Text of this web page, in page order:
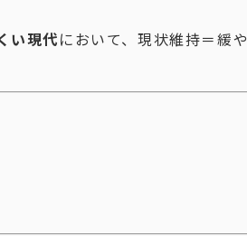
い現代において、現状維持＝緩や